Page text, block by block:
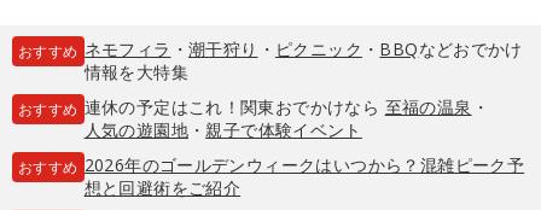
おすすめ ネモフィラ ・ 潮干狩り ・ ピクニック ・ BBQなどおでかけ
情報を大特集
おすすめ 連休の予定はこれ！関東おでかけなら 至福の温泉 ・
人気の遊園地・親子で体験イベント
おすすめ 2026年のゴールデンウィークはいつから？混雑ピーク予
想と回避術をご紹介